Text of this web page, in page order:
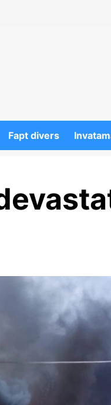
Fapt divers